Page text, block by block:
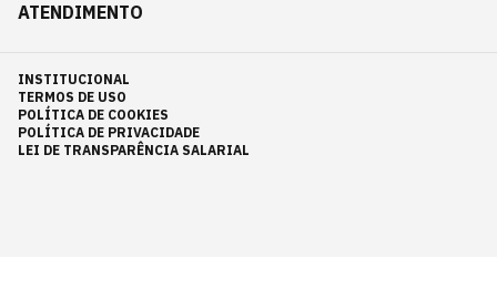
ATENDIMENTO
INSTITUCIONAL
TERMOS DE USO
POLÍTICA DE COOKIES
POLÍTICA DE PRIVACIDADE
LEI DE TRANSPARÊNCIA SALARIAL